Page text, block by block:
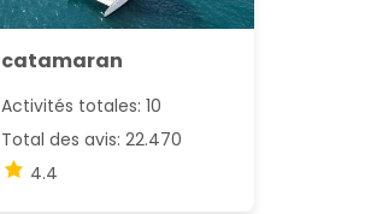
catamaran
Activités totales: 10
Total des avis: 22.470
4.4